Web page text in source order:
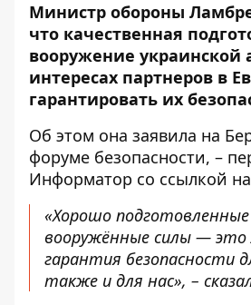
Министр обороны
что качественная
вооружение украинской
интересах партнеров в
гарантировать их
Об этом она заявила на
форуме безопасности, –
Информатор со ссылкой
«Хорошо
вооружённые силы — это
гарантия безопасности
также и для нас», –